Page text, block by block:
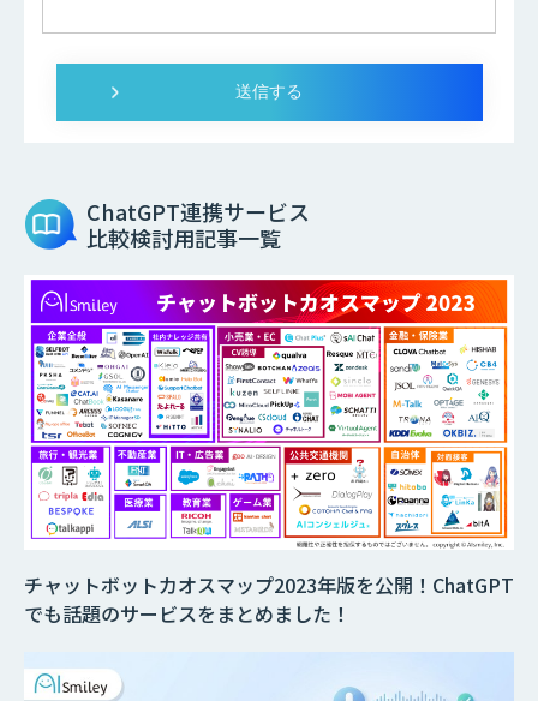
ChatGPT連携サービス
比較検討用記事一覧
チャットボットカオスマップ2023年版を公開！ChatGPT
でも話題のサービスをまとめました！